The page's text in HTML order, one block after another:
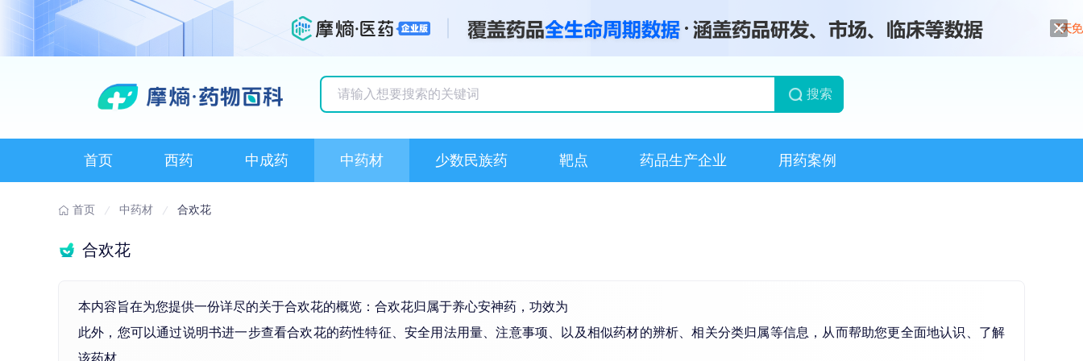
搜索
首页 西药 中成药 中药材 少数民族药 靶点 药品生产企业 用药案例
首页 中药材 合欢花
合欢花
本内容旨在为您提供一份详尽的关于合欢花的概览：合欢花归属于养心安神药，功效为
此外，您可以通过说明书进一步查看合欢花的药性特征、安全用法用量、注意事项、以及相似药材的辨析、相关分类归属等信息，从而帮助您更全面地认识、了解
该药材。